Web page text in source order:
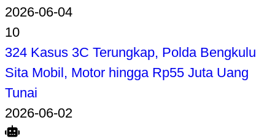
2026-06-04
10
324 Kasus 3C Terungkap, Polda Bengkulu
Sita Mobil, Motor hingga Rp55 Juta Uang
Tunai
2026-06-02